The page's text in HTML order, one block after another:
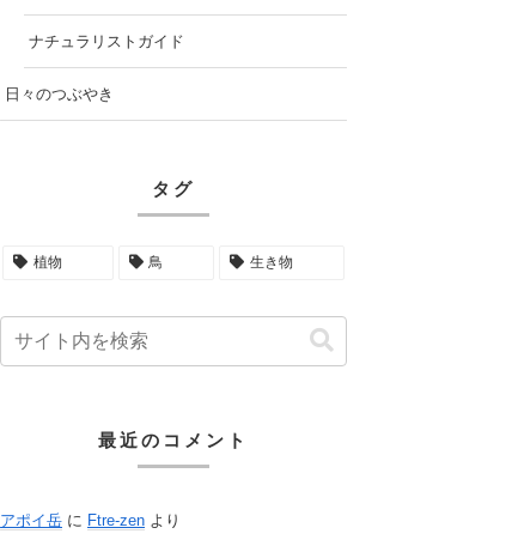
ナチュラリストガイド
日々のつぶやき
タグ
植物 鳥 生き物
最近のコメント
アポイ岳 に Ftre-zen より